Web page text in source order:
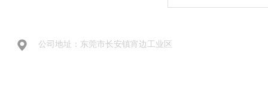
公司地址：东莞市长安镇宵边工业区